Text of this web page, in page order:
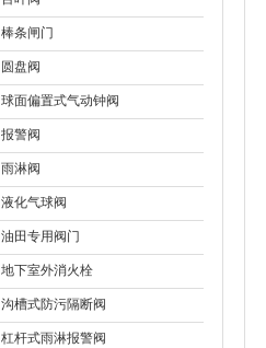
棒条闸门
圆盘阀
球面偏置式气动钟阀
报警阀
雨淋阀
液化气球阀
油田专用阀门
地下室外消火栓
沟槽式防污隔断阀
杠杆式雨淋报警阀